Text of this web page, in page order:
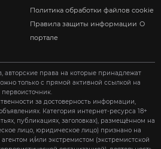
Политика обработки файлов cookie
Правила защиты информации О
портале
авторские права на которые принадлежат
только с прямой активной ссылкой на
первоисточник.
за достоверность информации,
Категория интернет-ресурса 18+
публикациях, заголовках), размещённом на
лицо, юридическое лицо) признано на
и/или экстремистом (экстремистской